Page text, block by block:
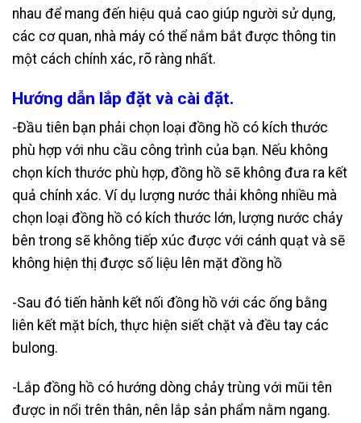
nhau để mang đến hiệu quả cao giúp người sử dụng,
các cơ quan, nhà máy có thể nắm bắt được thông tin
một cách chính xác, rõ ràng nhất.
Hướng dẫn lắp đặt và cài đặt.
-Đầu tiên bạn phải chọn loại đồng hồ có kích thước
phù hợp với nhu cầu công trình của bạn. Nếu không
chọn kích thước phù hợp, đồng hồ sẽ không đưa ra kết
quả chính xác. Ví dụ lượng nước thải không nhiều mà
chọn loại đồng hồ có kích thước lớn, lượng nước chảy
bên trong sẽ không tiếp xúc được với cánh quạt và sẽ
không hiện thị được số liệu lên mặt đồng hồ
-Sau đó tiến hành kết nối đồng hồ với các ống bằng
liên kết mặt bích, thực hiện siết chặt và đều tay các
bulong.
-Lắp đồng hồ có hướng dòng chảy trùng với mũi tên
được in nổi trên thân, nên lắp sản phẩm nằm ngang.